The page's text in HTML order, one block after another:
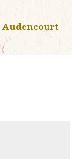
Audencourt